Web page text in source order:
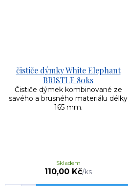
čističe dýmky White Elephant
BRISTLE 80ks
Čističe dýmek kombinované ze
savého a brusného materiálu délky
165 mm.
110,00 Kč/ks
Skladem